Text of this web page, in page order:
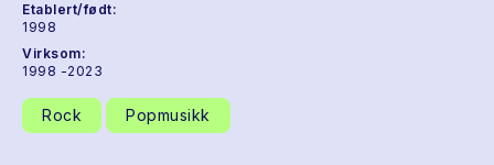
Etablert/født:
1998
Virksom:
1998 -2023
Rock Popmusikk